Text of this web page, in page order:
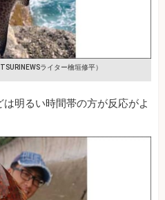
TSURINEWSライター檜垣修平）
明るい時間帯の方が反応がよ